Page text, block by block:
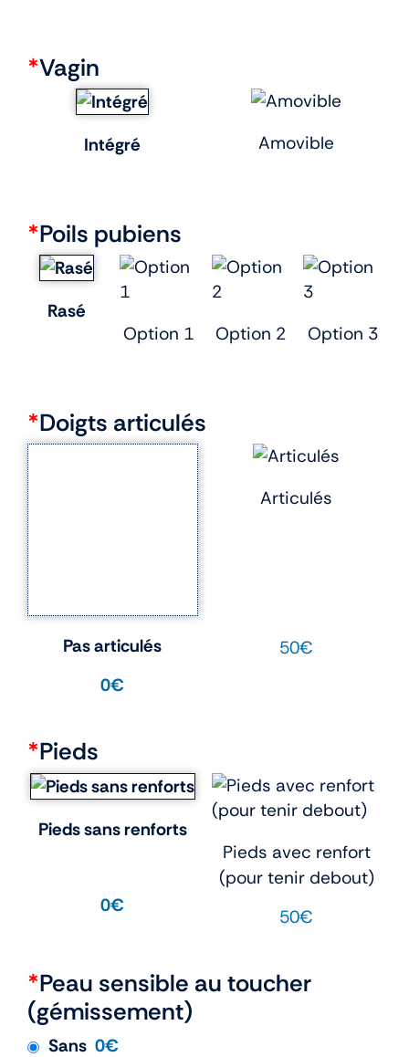
*Vagin
Intégré Amovible
*Poils pubiens
Rasé
Option 1
Option 2 Option 3
*Doigts articulés
Pas articulés
0€
Articulés
50€
*Pieds
Pieds sans renforts
0€
Pieds avec renfort
(pour tenir debout)
50€
*Peau sensible au toucher
(gémissement)
Sans 0€